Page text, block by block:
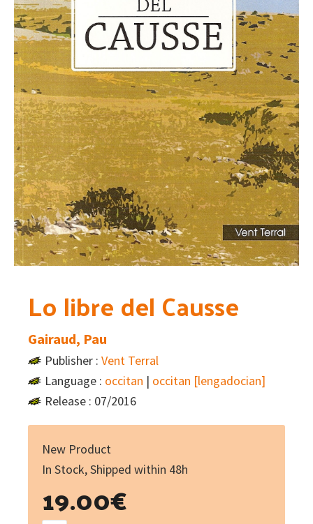
Lo libre del Causse
Gairaud, Pau
Publisher : Vent Terral
Language : occitan | occitan [lengadocian]
Release : 07/2016
New Product
In Stock, Shipped within 48h
19.00€